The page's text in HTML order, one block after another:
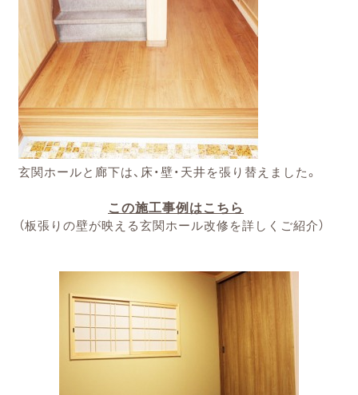
玄関ホールと廊下は、床・壁・天井を張り替えました。
この施工事例はこちら
（板張りの壁が映える玄関ホール改修を詳しくご紹介）